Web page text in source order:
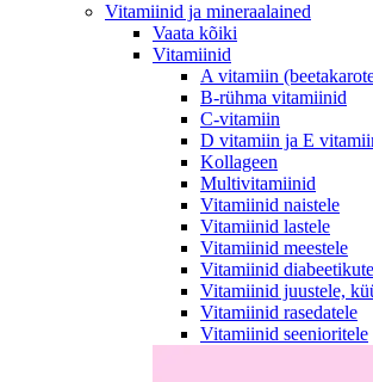
Vitamiinid ja mineraalained
Vaata kõiki
Vitamiinid
A vitamiin
B-rühma vitamiinid
C-vitamiin
D vitamiin ja E
Kollageen
Multivitamiinid
Vitamiinid naistele
Vitamiinid lastele
Vitamiinid meestele
Vitamiinid
Vitamiinid juustele,
Vitamiinid rasedatele
Vitamiinid seenioritele